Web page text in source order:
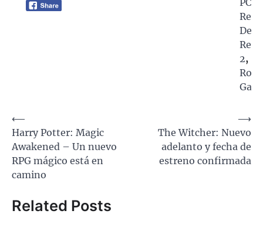
PC
Red
Dead
2,
Navegación
de
entradas
⟵
Harry Potter: Magic
Awakened – Un nuevo
RPG mágico está en
camino
The Witcher: Nuevo
adelanto y fecha de
estreno confirmada
⟶
Related Posts